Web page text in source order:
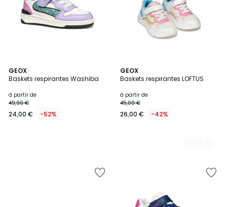
GEOX
Baskets respirantes Washiba
à partir de
49,90 €
24,00 € -52%
GEOX
Baskets respirantes LOFTUS
à partir de
45,00 €
26,00 € -42%
2
Couleurs